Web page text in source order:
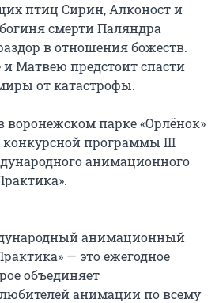
птиц Сирин, Алконост и
смерти Паляндра
в отношения божеств.
Матвею предстоит спасти
от катастрофы.
воронежском парке «Орлёнок»
конкурсной программы III
анимационного
анимационный
— это ежегодное
объединяет
анимации по всему